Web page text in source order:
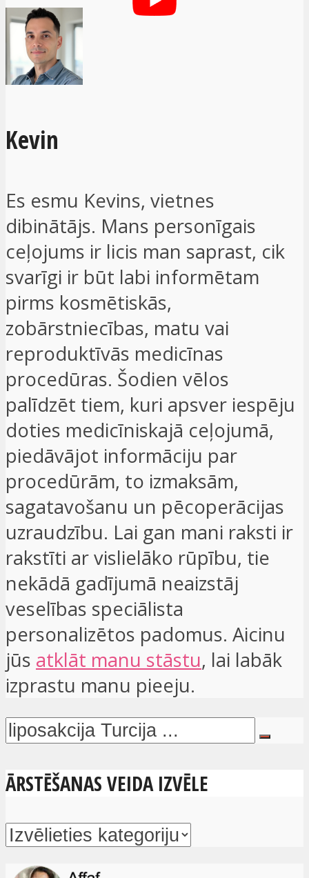
Kevin
Es esmu Kevins, vietnes
dibinātājs. Mans personīgais
ceļojums ir licis man saprast, cik
svarīgi ir būt labi informētam
pirms kosmētiskās,
zobārstniecības, matu vai
reproduktīvās medicīnas
procedūras. Šodien vēlos
palīdzēt tiem, kuri apsver iespēju
doties medicīniskajā ceļojumā,
piedāvājot informāciju par
procedūrām, to izmaksām,
sagatavošanu un pēcoperācijas
uzraudzību. Lai gan mani raksti ir
rakstīti ar vislielāko rūpību, tie
nekādā gadījumā neaizstāj
veselības speciālista
personalizētos padomus. Aicinu
jūs atklāt manu stāstu, lai labāk
izprastu manu pieeju.
ĀRSTĒŠANAS VEIDA IZVĒLE